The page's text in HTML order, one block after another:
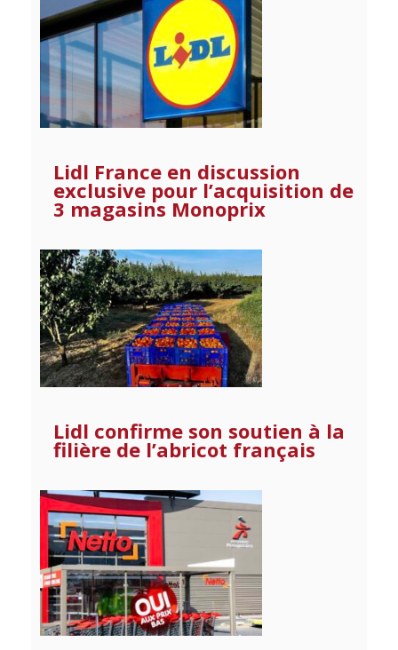
Lidl France en discussion
exclusive pour l’acquisition de
3 magasins Monoprix
Lidl confirme son soutien à la
filière de l’abricot français